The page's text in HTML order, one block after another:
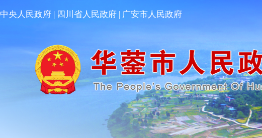
中央人民政府 | 四川省人民政府 | 广安市人民政府